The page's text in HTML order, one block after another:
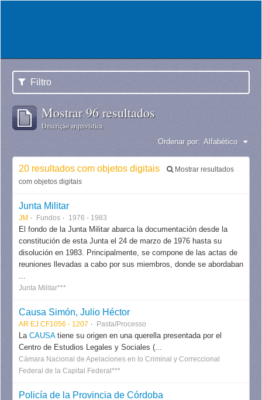
Filtro
Mostrar 96 resultados
Descrição arquivística
Ordenar por: Alfabético
20 resultados com objetos digitais
Mostrar resultados
com objetos digitais
Junta Militar
JM Fundos 1976 - 1983
El fondo de la Junta Militar abarca la documentación desde la
constitución de esta Junta el 24 de marzo de 1976 hasta su
disolución en 1983. Principalmente, se compone de las actas de
reuniones llevadas a cabo por sus miembros, donde se abordaban
...
Junta Militar***
Causa Simón, Julio Héctor
AR EJ CF1056 - 1207 Pasta/Processo
La CAUSAtiene su origen en una querella presentada por el
Centro de Estudios Legales y Sociales (...
Cámara Nacional de Apelaciones en lo Criminal y Correccional
Federal de la Capital Federal***
Policía de la Provincia de Córdoba